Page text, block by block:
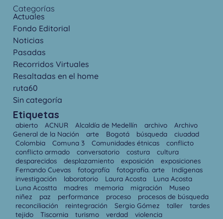
Categorías
Actuales
Fondo Editorial
Noticias
Pasadas
Recorridos Virtuales
Resaltadas en el home
ruta60
Sin categoría
Etiquetas
abierto ACNUR Alcaldía de Medellín archivo
Archivo
General de la Nación
arte Bogotá búsqueda
ciuadad
Colombia
Comuna 3 Comunidades étnicas
conflicto
conflicto armado
conversatorio costura
cultura
desparecidos
desplazamiento exposición
exposiciones
Fernando Cuevas
fotografía fotografía. arte
Indígenas
investigación
laboratorio Laura Acosta
Luna Acosta
Luna Acostta
madres memoria migración
Museo
niñez
paz performance proceso
procesos de búsqueda
reconciliación
reintegración Sergio Gómez taller
tardes
tejido
Tiscornia turismo verdad violencia